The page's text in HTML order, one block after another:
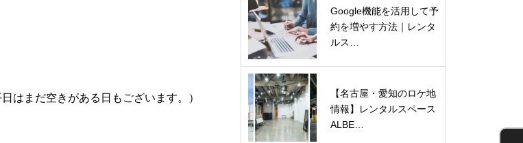
はまだ空きがある日もございます。）
Google機能を活用して予
約を増やす方法｜レンタ
ルス…
【名古屋・愛知のロケ地
情報】レンタルスペース
ALBE…